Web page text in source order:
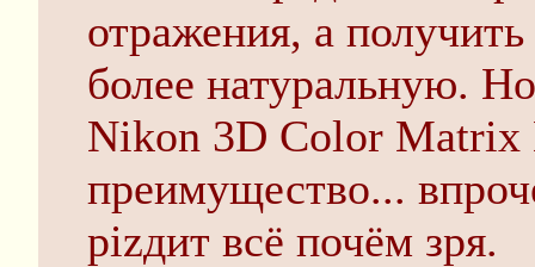
отражения, а
более натуральную.
Nikon 3D Color Matrix
преимущество...
pizдит всё почём зря.